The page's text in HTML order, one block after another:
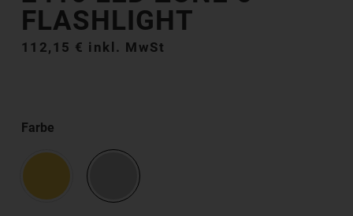
FLASHLIGHT
112,15 € inkl. MwSt
Farbe